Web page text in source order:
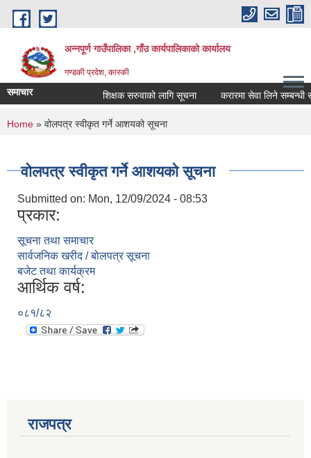
Skip to main content
अन्नपूर्ण गाउँपालिका ,गाँउ कार्यपालिकाको कार्यालय
गण्डकी प्रदेश, कास्की
समाचार शिक्षक सरुवाको लागि सूचना करारमा सेवा लिने सम्बन्धी
You are here
Home » वोलपत्र स्वीकृत गर्ने आशयको सूचना
वोलपत्र स्वीकृत गर्ने आशयको सूचना
Submitted on: Mon, 12/09/2024 - 08:53
प्रकार:
सूचना तथा समाचार
सार्वजनिक खरीद / बोलपत्र सूचना
बजेट तथा कार्यक्रम
आर्थिक वर्ष:
०८१/८२
राजपत्र